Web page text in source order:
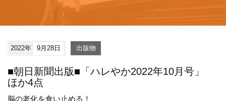
2022年 9月28日 出版物
■朝日新聞出版■「ハレやか2022年10月号」
ほか4点
脳の老化を食い止める！